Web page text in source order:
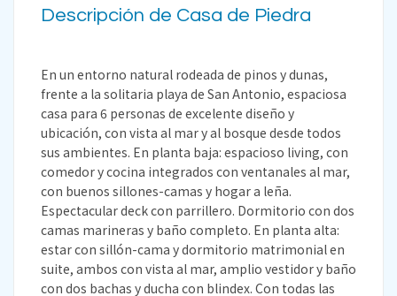
Descripción de Casa de Piedra
En un entorno natural rodeada de pinos y dunas,
frente a la solitaria playa de San Antonio, espaciosa
casa para 6 personas de excelente diseño y
ubicación, con vista al mar y al bosque desde todos
sus ambientes. En planta baja: espacioso living, con
comedor y cocina integrados con ventanales al mar,
con buenos sillones-camas y hogar a leña.
Espectacular deck con parrillero. Dormitorio con dos
camas marineras y baño completo. En planta alta:
estar con sillón-cama y dormitorio matrimonial en
suite, ambos con vista al mar, amplio vestidor y baño
con dos bachas y ducha con blindex. Con todas las